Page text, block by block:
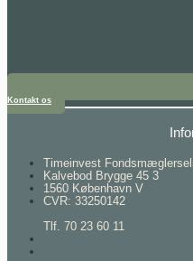
Kontakt os
Timeinvest
Kalvebod Brygge 45 3
1560 København V
CVR: 33250142
Tlf. 70 23 60 11